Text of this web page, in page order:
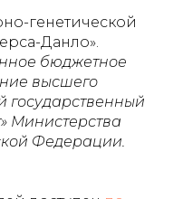
генетической
Данло».
бюджетное
высшего
государственный
Министерства
Федерации.